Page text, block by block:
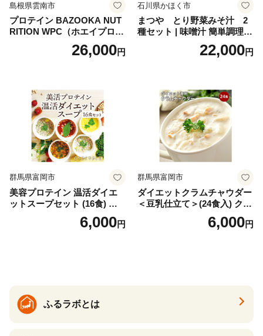
島根県雲南市
プロテイン BAZOOKA NUT
RITION WPC（ホエイプロテ
イン）＜プレーン＞ 900g｜
バズーカ岡田監修・植物由来
ロン [AIEN005]
26,000円
石川県かほく市
まつや とり野菜みそ汁 2
種セット | 味噌汁 簡単調理
お味噌 おみそ みそ とり野菜
時短料理 時短ごはん ご当地
22,000円
群馬県富岡市
美容プロテイン 温活ダイエ
ットスープセット (16食) 小
分け スープ 食べ比べ セット
詰合せ クラムチャウダー チ
6,000円
群馬県富岡市
ダイエットクラムチャウダー
＜豆乳仕立て＞(24食入) クラ
ムチャウダー 豆乳 ダイエッ
ト スープ プロテイン たんぱ
6,000円
ふるラボとは